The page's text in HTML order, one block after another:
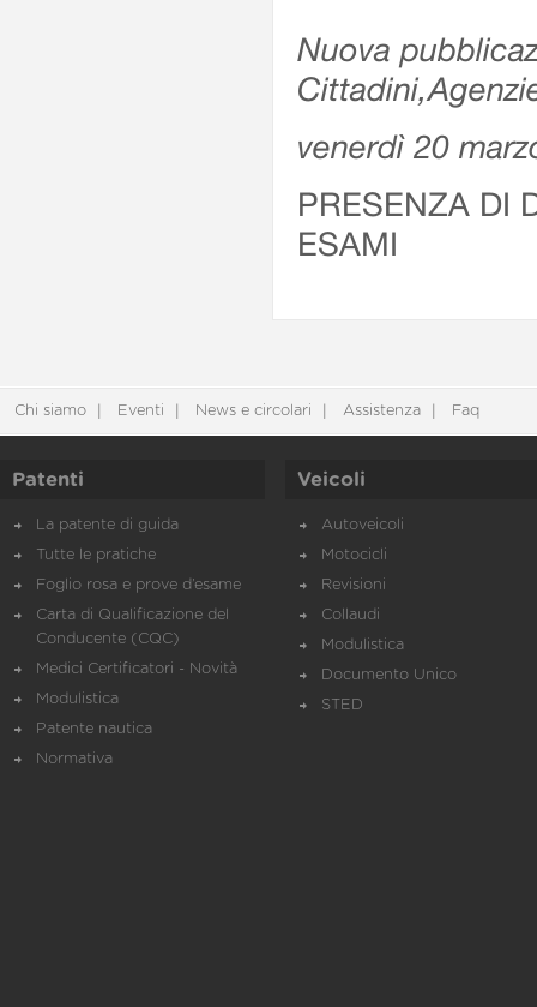
Nuova
venerdì 20
PRESENZA DI
ESAMI
Chi siamo Eventi News e circolari Assistenza Faq
Patenti
La patente di guida
Tutte le pratiche
Foglio rosa e prove d’esame
Carta di Qualificazione del
Conducente (CQC)
Medici Certificatori - Novità
Modulistica
Patente nautica
Normativa
Veicoli
Autoveicoli
Motocicli
Revisioni
Collaudi
Modulistica
Documento Unico
STED